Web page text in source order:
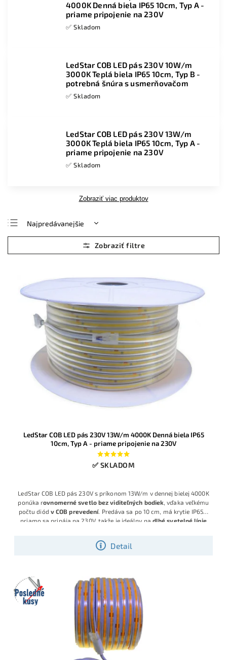
4000K Denná biela IP65 10cm, Typ A -
priame pripojenie na 230V
✅ Skladom
LedStar COB LED pás 230V 10W/m
3000K Teplá biela IP65 10cm, Typ B -
potrebná šnúra s usmerňovačom
✅ Skladom
LedStar COB LED pás 230V 13W/m
3000K Teplá biela IP65 10cm, Typ A -
priame pripojenie na 230V
✅ Skladom
Zobraziť viac produktov
Najpredávanejšie
Najlacnejšie
Najdrahšie
LedStar COB LED pás 230V 13W/m 4000K Denná biela IP65
10cm, Typ A - priame pripojenie na 230V
✅ SKLADOM
Detail
LedStar COB LED pás 230V s príkonom 13W/m v dennej bielej 4000K
ponúka rovnomerné svetlo bez viditeľných bodiek, vďaka veľkému
počtu diód v COB prevedení. Predáva sa po 10 cm, má krytie IP65 a
priamo sa pripája na 230V, takže je ideálny na dlhé svetelné línie
presne na desiatky centimetrov !
Posledné
kusy